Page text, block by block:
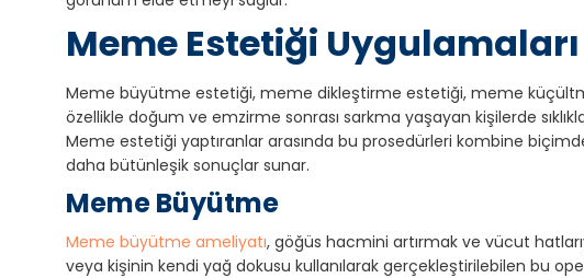
Meme Estetiği
Meme büyütme estetiği, meme dikleştirme estetiği, meme
özellikle doğum ve emzirme sonrası sarkma yaşayan kişilerde
Meme estetiği yaptıranlar arasında bu prosedürleri kombine
daha bütünleşik sonuçlar sunar.
Meme Büyütme
Meme büyütme ameliyatı, göğüs hacmini artırmak ve vücut
veya kişinin kendi yağ dokusu kullanılarak gerçekleştirilebilen bu